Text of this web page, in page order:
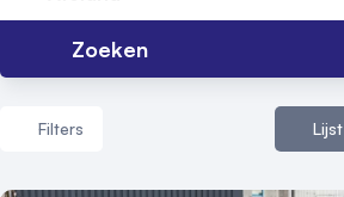
Nieuws
Zoeken
Filters Lijst